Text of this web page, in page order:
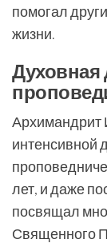
помогал
жизни.
Духовная
Архимандрит
интенсивной
лет, и даже
посвящал
Священного